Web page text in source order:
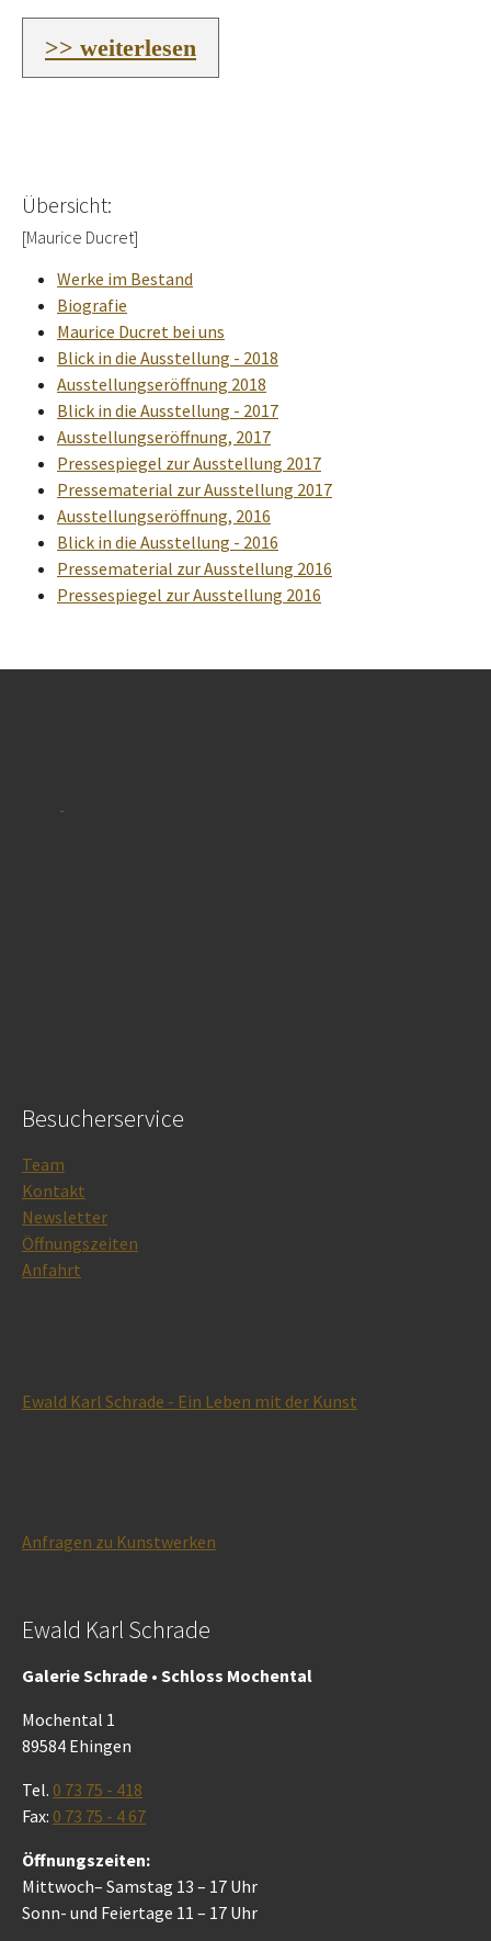
>> weiterlesen
Übersicht:
[Maurice Ducret]
Werke im Bestand
Biografie
Maurice Ducret bei uns
Blick in die Ausstellung - 2018
Ausstellungseröffnung 2018
Blick in die Ausstellung - 2017
Ausstellungseröffnung, 2017
Pressespiegel zur Ausstellung 2017
Pressematerial zur Ausstellung 2017
Ausstellungseröffnung, 2016
Blick in die Ausstellung - 2016
Pressematerial zur Ausstellung 2016
Pressespiegel zur Ausstellung 2016
Besucherservice
Team
Kontakt
Newsletter
Öffnungszeiten
Anfahrt
Ewald Karl Schrade - Ein Leben mit der Kunst
Anfragen zu Kunstwerken
Ewald Karl Schrade
Galerie Schrade • Schloss Mochental
Mochental 1
89584 Ehingen
Tel. 0 73 75 - 418
Fax: 0 73 75 - 4 67
Öffnungszeiten:
Mittwoch– Samstag 13 – 17 Uhr
Sonn- und Feiertage 11 – 17 Uhr